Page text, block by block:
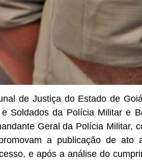
de Justiça do Estado de
Soldados da Polícia Militar e
Geral da Polícia Militar,
a publicação de
e após a análise do